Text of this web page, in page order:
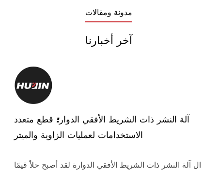
مدونة ومقالات
آخر أخبارنا
آلة النشر ذات الشريط الأفقي الدوار: قطع متعدد
الاستخدامات لعمليات الزاوية والميتر
ال آلة النشر ذات الشريط الأفقي الدوارة لقد أصبح حلاً قيمًا